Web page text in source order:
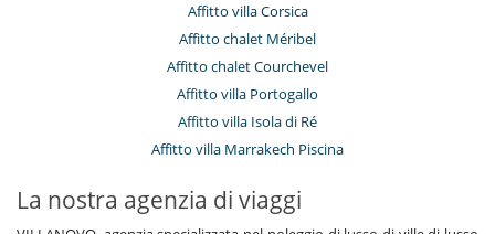
Affitto villa Corsica
Affitto chalet Méribel
Affitto chalet Courchevel
Affitto villa Portogallo
Affitto villa Isola di Ré
Affitto villa Marrakech Piscina
La nostra agenzia di viaggi